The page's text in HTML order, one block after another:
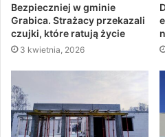
Bezpieczniej w gminie
Grabica. Strażacy przekazali
czujki, które ratują życie
3 kwietnia, 2026